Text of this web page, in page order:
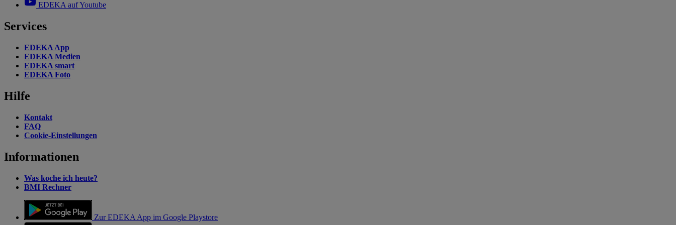
EDEKA auf Youtube
Services
EDEKA App
EDEKA Medien
EDEKA smart
EDEKA Foto
Hilfe
Kontakt
FAQ
Cookie-Einstellungen
Informationen
Was koche ich heute?
BMI Rechner
Zur EDEKA App im Google Playstore